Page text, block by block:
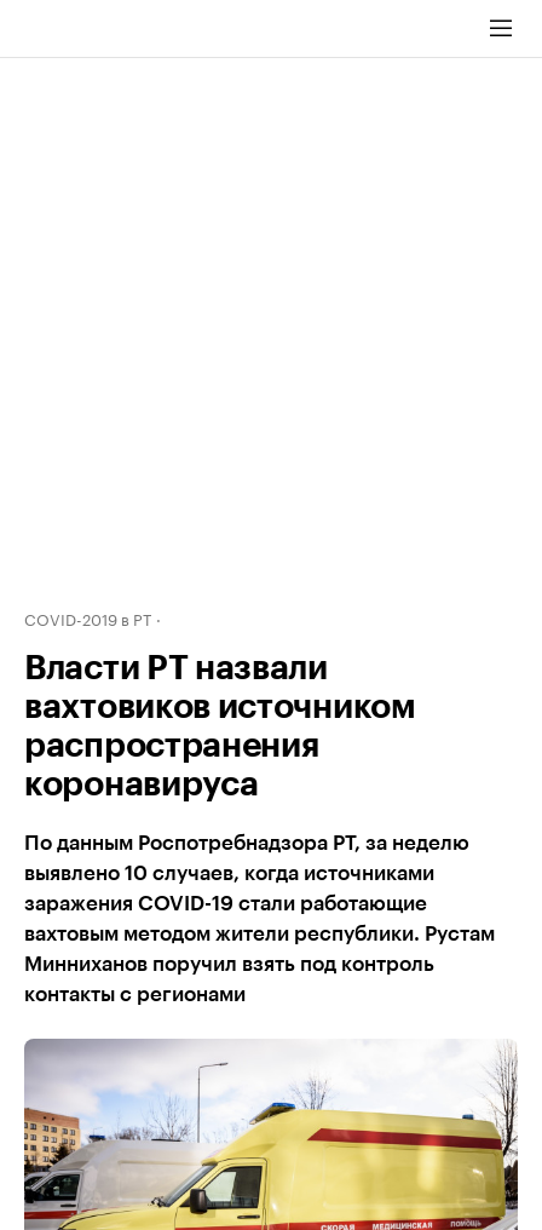
COVID-2019 в РТ
Власти РТ назвали
вахтовиков источником
распространения
коронавируса
По данным Роспотребнадзора РТ, за неделю
выявлено 10 случаев, когда источниками
заражения COVID-19 стали работающие
вахтовым методом жители республики. Рустам
Минниханов поручил взять под контроль
контакты с регионами